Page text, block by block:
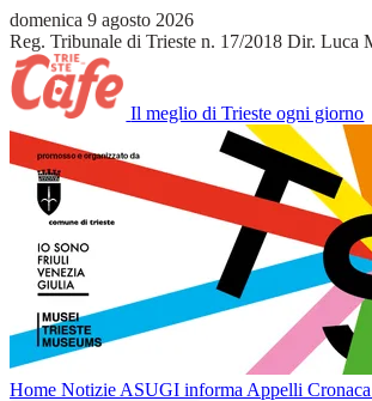
domenica 9 agosto 2026
Reg. Tribunale di Trieste n. 17/2018 Dir. Luca
Il meglio di Trieste ogni giorno
Home Notizie ASUGI informa Appelli Cronaca